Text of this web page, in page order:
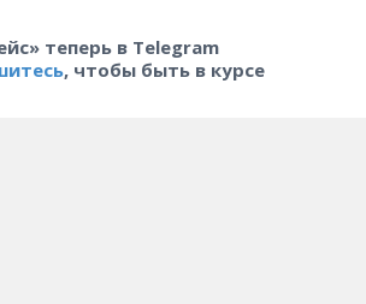
теперь в Telegram
, чтобы быть в курсе